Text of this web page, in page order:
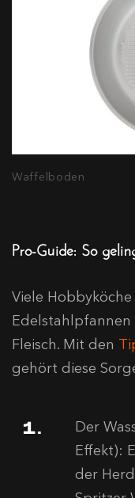
Waffelboden
Pro-Guide: So
Viele
Fleisch. Mit den
gehört diese
Der
Effekt):
der